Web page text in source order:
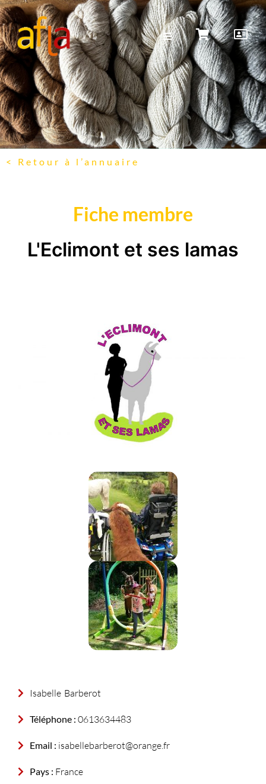
< Retour à l’annuaire
Fiche membre
L'Eclimont et ses lamas
Isabelle Barberot
Téléphone : 0613634483
Email : isabellebarberot@orange.fr
Pays : France